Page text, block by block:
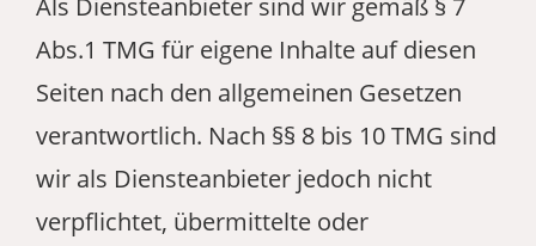
Als Diensteanbieter sind wir gemäß § 7
Abs.1 TMG für eigene Inhalte auf diesen
Seiten nach den allgemeinen Gesetzen
verantwortlich. Nach §§ 8 bis 10 TMG sind
wir als Diensteanbieter jedoch nicht
verpflichtet, übermittelte oder